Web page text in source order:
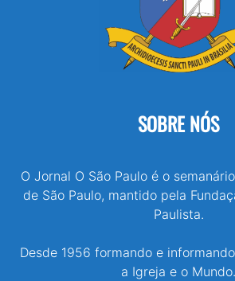
SOBRE NÓS
O Jornal O São Paulo é o
de São Paulo, mantido pela
Paulista.
Desde 1956 formando e
a Igreja e o Mundo.